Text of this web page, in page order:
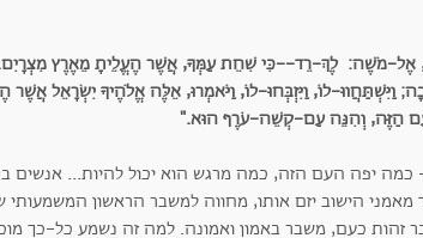
אֶל-מֹשֶׁה: לֶךְ-רֵד--כִּי שִׁחֵת עַמְּךָ, אֲשֶׁר הֶעֱלֵיתָ מֵאֶרֶץ
וַיִּשְׁתַּחֲווּ-לוֹ, וַיִּזְבְּחוּ-לוֹ, וַיֹּאמְרוּ, אֵלֶּה אֱלֹהֶיךָ יִשְׂרָאֵל אֲשֶׁר
הַזֶּה, וְהִנֵּה עַם-קְשֵׁה-עֹרֶף הוּא."
כמה יפה העם הזה, כמה מרגש הוא יכול להיות... אנשים
הישוב יזם אותו, מחווה למשבר הראשון המשמעותי
זהות כעם, משבר באמון ואמונה. למה זה נשמע כל-כך